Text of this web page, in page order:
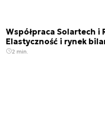
Współpraca Solartech i
Elastyczność i rynek
2 min.